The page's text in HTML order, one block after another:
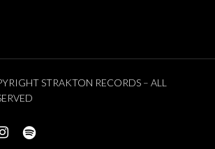
STRAKTON RECORDS – ALL
spotify